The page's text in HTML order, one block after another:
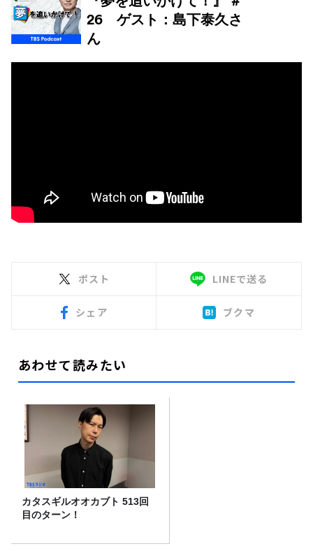
ポスト LINEで送る
シェア ブクマ
あわせて読みたい
カタスギルオオカブト 513回
目のターン！